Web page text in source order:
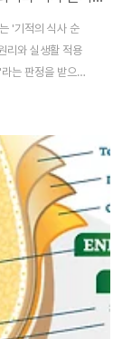
'기적의 식사 순
리와 실생활 적용
는 판정을 받으셨
가요? 이는 혈액
혈관 벽을 손상
같습니다. 하지만
냐'만 바꿔도 혈당
량의 정성을 담아